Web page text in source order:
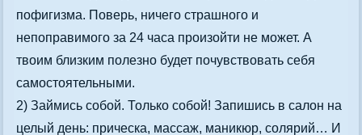
пофигизма. Поверь, ничего страшного и
непоправимого за 24 часа произойти не может. А
твоим близким полезно будет почувствовать себя
самостоятельными.
2) Займись собой. Только собой! Запишись в салон на
целый день: прическа, массаж, маникюр, солярий… И